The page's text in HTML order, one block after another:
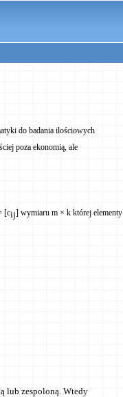
do badania ilościowych
poza ekonomią, ale
[cij] wymiaru m × k której elementy
lub zespoloną. Wtedy